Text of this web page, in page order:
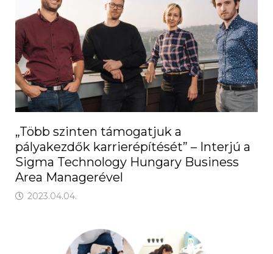
„Több szinten támogatjuk a
pályakezdők karrierépítését” – Interjú a
Sigma Technology Hungary Business
Area Managerével
2023.04.04.